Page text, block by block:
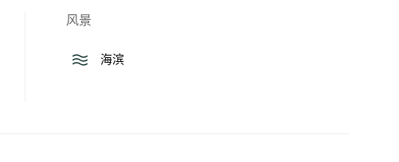
风景
海滨